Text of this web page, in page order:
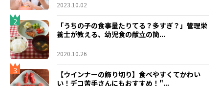
2023.10.02
2
「うちの子の食事量たりてる？多すぎ？」管理栄
養士が教える、幼児食の献立の簡...
2020.10.26
3
【ウインナーの飾り切り】食べやすくてかわい
い！デコ苦手さんにもおすすめ！"...